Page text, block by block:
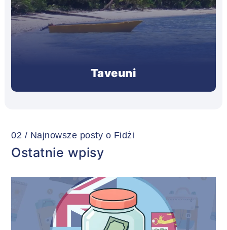
Taveuni
02 / Najnowsze posty o Fidżi
Ostatnie wpisy